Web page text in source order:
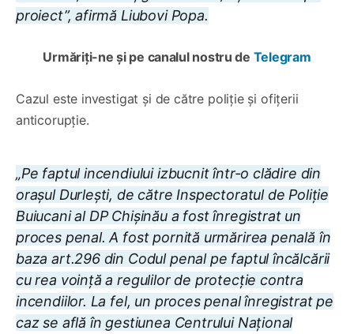
proiect”, afirmă Liubovi Popa.
Urmăriți-ne și pe canalul nostru de Telegram
Cazul este investigat și de către poliție și ofițerii
anticorupție.
„Pe faptul incendiului izbucnit într-o clădire din
orașul Durlești, de către Inspectoratul de Poliție
Buiucani al DP Chișinău a fost înregistrat un
proces penal. A fost pornită urmărirea penală în
baza art.296 din Codul penal pe faptul încălcării
cu rea voință a regulilor de protecție contra
incendiilor. La fel, un proces penal înregistrat pe
caz se află în gestiunea Centrului Național